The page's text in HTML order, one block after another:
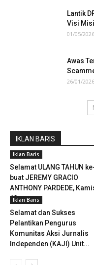
Lantik
Visi
01/05/
Awas
26/01/
IKLAN BARIS
Iklan Baris
Selamat ULANG TAHUN
buat JEREMY GRACIO
ANTHONY PARDEDE,
13...
Iklan Baris
Selamat dan Sukses
Pelantikan Pengurus
Komunitas Aksi Jurnalis
Independen (KAJI) Unit...